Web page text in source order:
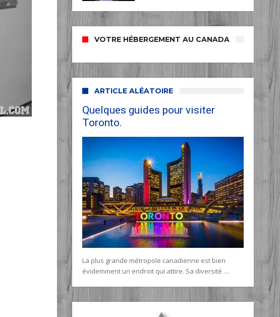
VOTRE HÉBERGEMENT AU CANADA
ARTICLE ALÉATOIRE
Quelques guides pour visiter
Toronto.
La plus grande métropole canadienne est bien
évidemment un endroit qui attire. Sa diversité …